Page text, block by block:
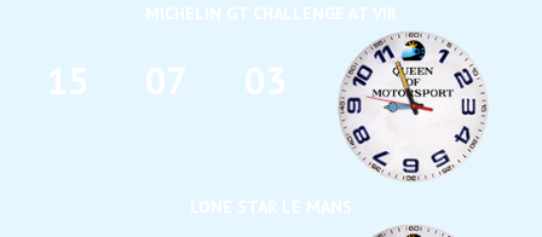
MICHELIN GT CHALLENGE AT VIR
15 07 03
LONE STAR LE MANS